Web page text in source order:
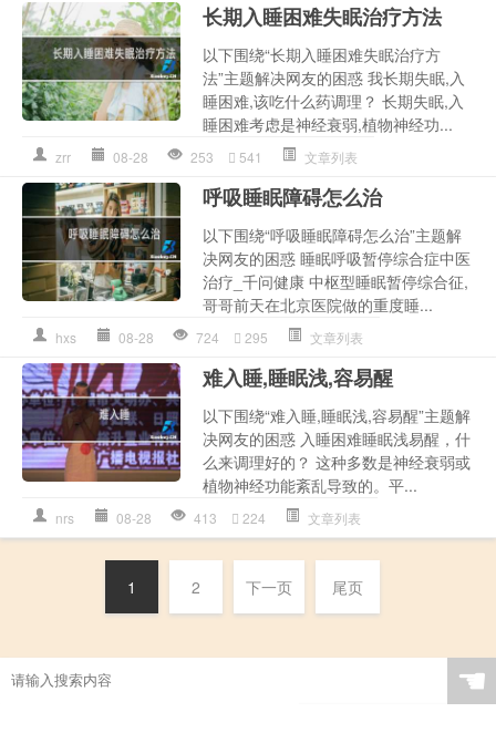
长期入睡困难失眠治疗方法
以下围绕“长期入睡困难失眠治疗方
法”主题解决网友的困惑 我长期失眠,入
睡困难,该吃什么药调理？ 长期失眠,入
睡困难考虑是神经衰弱,植物神经功...
zrr 08-28 253 541 文章列表
呼吸睡眠障碍怎么治
以下围绕“呼吸睡眠障碍怎么治”主题解
决网友的困惑 睡眠呼吸暂停综合症中医
治疗_千问健康 中枢型睡眠暂停综合征,
哥哥前天在北京医院做的重度睡...
hxs 08-28 724 295 文章列表
难入睡,睡眠浅,容易醒
以下围绕“难入睡,睡眠浅,容易醒”主题解
决网友的困惑 入睡困难睡眠浅易醒，什
么来调理好的？ 这种多数是神经衰弱或
植物神经功能紊乱导致的。平...
nrs 08-28 413 224 文章列表
1 2 下一页 尾页
☚